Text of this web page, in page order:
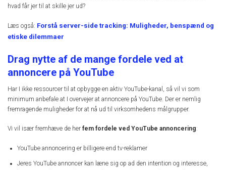
hvad får jer til at skille jer ud?
Læs også: Forstå server-side tracking: Muligheder, benspænd og
etiske dilemmaer
Drag nytte af de mange fordele ved at
annoncere på YouTube
Har I ikke ressourcer til at opbygge en aktiv YouTube-kanal, så vil vi som
minimum anbefale at I overvejer at annoncere på YouTube. Der er nemlig
fremragende muligheder for at nå ud til virksomhedens målgrupper.
Vi vil især fremhæve de her fem fordele ved YouTube annoncering:
YouTube annoncering er billigere end tv-reklamer
Jeres YouTube annoncer kan læne sig op ad den intention og interesse,